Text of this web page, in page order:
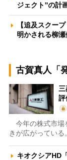
ジェクト”の計
【追及スクー
明かされる柳
古賀真人「
今年の株式市場
きが広がってい
キオクシアHD